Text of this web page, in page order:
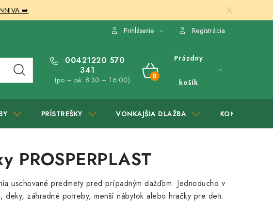
➡️
Prihlásenie Registrácia
00421220 570
341
(po – pá: 8:30 – 16:00)
NÁKUPNÝ
Prázdny
košík
PRÍSTREŠKY VONKAJŠIA DLAŽBA KONTAKTY
PROSPERPLAST
uschované predmety pred prípadným dažďom. Jednoducho v
deky, záhradné potreby, menší nábytok alebo hračky pre deti.